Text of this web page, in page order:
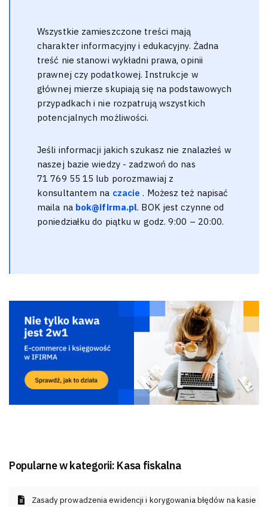
Wszystkie zamieszczone treści mają
charakter informacyjny i edukacyjny. Żadna
treść nie stanowi wykładni prawa, opinii
prawnej czy podatkowej. Instrukcje w
głównej mierze skupiają się na podstawowych
przypadkach i nie rozpatrują wszystkich
potencjalnych możliwości.
Jeśli informacji jakich szukasz nie znalazłeś w
naszej bazie wiedzy - zadzwoń do nas
71 769 55 15 lub porozmawiaj z
konsultantem na czacie. Możesz też napisać
maila na bok@ifirma.pl. BOK jest czynne od
poniedziałku do piątku w godz. 9:00 – 20:00.
Popularne w kategorii: Kasa fiskalna
Zasady prowadzenia ewidencji i korygowania błędów na kasie